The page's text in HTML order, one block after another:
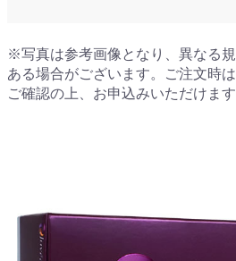
※写真は参考画像となり、異なる
ある場合がございます。ご注文時
ご確認の上、お申込みいただけま